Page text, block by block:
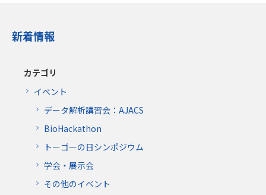
新着情報
カテゴリ
イベント
データ解析講習会：AJACS
BioHackathon
トーゴーの日シンポジウム
学会・展示会
その他のイベント